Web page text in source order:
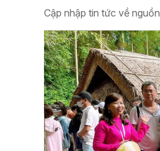
Cập nhập tin tức về nguồn